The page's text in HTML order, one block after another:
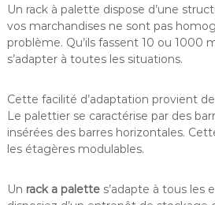
Un rack à palette dispose d’une
vos marchandises ne sont pas
problème. Qu’ils fassent 10 ou 1000
s’adapter à toutes les situations.
Cette facilité d’adaptation provient
Le palettier se caractérise par des
insérées des barres horizontales.
les étagères modulables.
Un rack a palettes’adapte à tous les